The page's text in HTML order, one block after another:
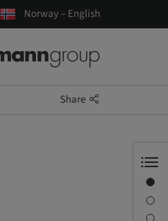
Norway – English
Share